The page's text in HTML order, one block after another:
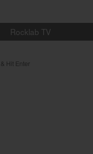
Rocklab TV